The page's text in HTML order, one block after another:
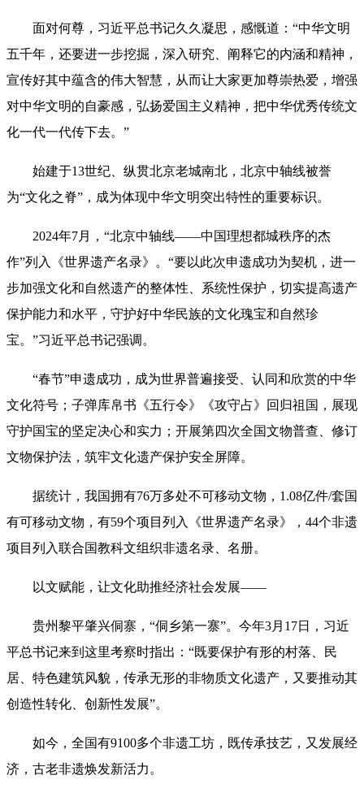
面对何尊，习近平总书记久久凝思，感慨道：“中华文明
五千年，还要进一步挖掘，深入研究、阐释它的内涵和精神，
宣传好其中蕴含的伟大智慧，从而让大家更加尊崇热爱，增强
对中华文明的自豪感，弘扬爱国主义精神，把中华优秀传统文
化一代一代传下去。”
始建于13世纪、纵贯北京老城南北，北京中轴线被誉
为“文化之脊”，成为体现中华文明突出特性的重要标识。
2024年7月，“北京中轴线——中国理想都城秩序的杰
作”列入《世界遗产名录》。“要以此次申遗成功为契机，进一
步加强文化和自然遗产的整体性、系统性保护，切实提高遗产
保护能力和水平，守护好中华民族的文化瑰宝和自然珍
宝。”习近平总书记强调。
“春节”申遗成功，成为世界普遍接受、认同和欣赏的中华
文化符号；子弹库帛书《五行令》《攻守占》回归祖国，展现
守护国宝的坚定决心和实力；开展第四次全国文物普查、修订
文物保护法，筑牢文化遗产保护安全屏障。
据统计，我国拥有76万多处不可移动文物，1.08亿件/套国
有可移动文物，有59个项目列入《世界遗产名录》，44个非遗
项目列入联合国教科文组织非遗名录、名册。
以文赋能，让文化助推经济社会发展——
贵州黎平肇兴侗寨，“侗乡第一寨”。今年3月17日，习近
平总书记来到这里考察时指出：“既要保护有形的村落、民
居、特色建筑风貌，传承无形的非物质文化遗产，又要推动其
创造性转化、创新性发展”。
如今，全国有9100多个非遗工坊，既传承技艺，又发展经
济，古老非遗焕发新活力。